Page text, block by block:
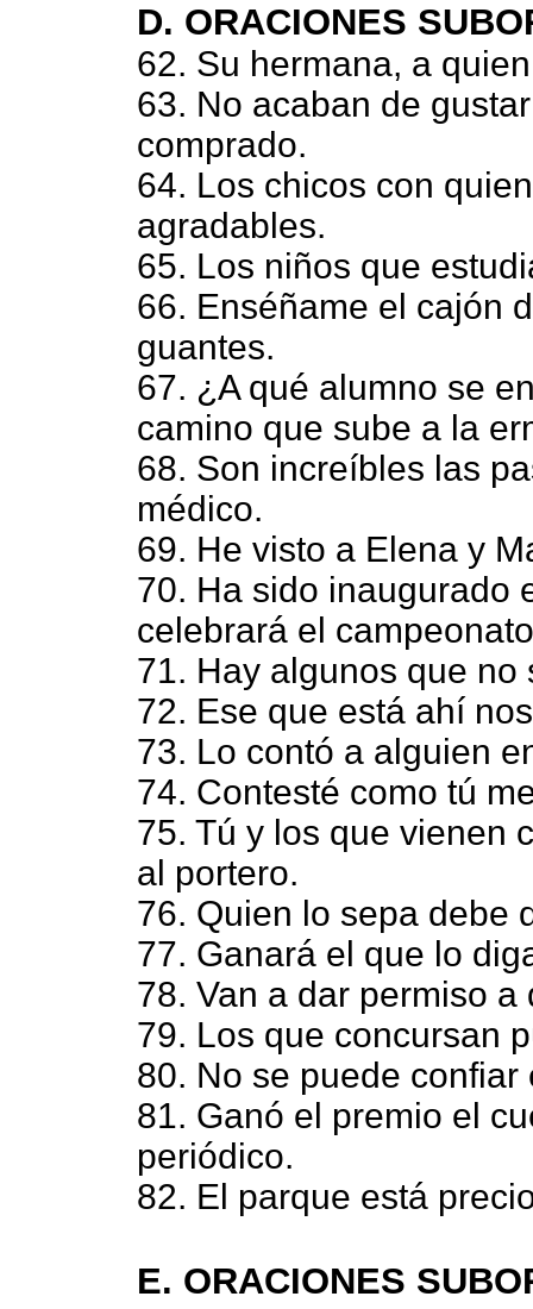
D. ORACIONES
62. Su hermana, a
63. No acaban de
comprado.
64. Los chicos con
agradables.
65. Los niños que
66. Enséñame el cajón
guantes.
67. ¿A qué alumno se
camino que sube a la
68. Son increíbles las
médico.
69. He visto a Elena y
70. Ha sido inaugurado
celebrará el
71. Hay algunos que no
72. Ese que está ahí
73. Lo contó a alguien
74. Contesté como tú
75. Tú y los que vienen
al portero.
76. Quien lo sepa debe
77. Ganará el que lo
78. Van a dar permiso
79. Los que concursan
80. No se puede
81. Ganó el premio el
periódico.
82. El parque está
E. ORACIONES